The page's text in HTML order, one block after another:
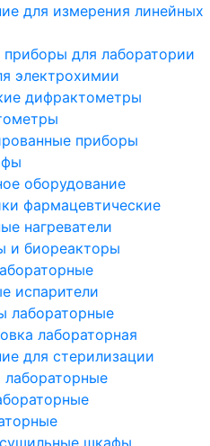
для измерения линейных
приборы для лаборатории
электрохимии
дифрактометры
приборы
оборудование
фармацевтические
нагреватели
и биореакторы
испарители
лабораторные
лабораторная
для стерилизации
лабораторные
шкафы